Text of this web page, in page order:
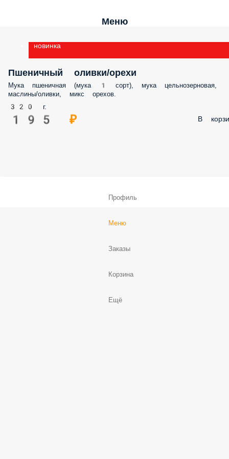
Меню
новинка
Пшеничный оливки/орехи
Мука пшеничная (мука 1 сорт), мука цельнозерновая,
маслины/оливки, микс орехов.
320 г.
195 ₽ В
Профиль
Меню
Заказы
Корзина
Ещё